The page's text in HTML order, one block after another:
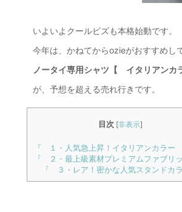
いよいよクールビズも本格始動です。
今年は、かねてからozieがおすすめし
ノータイ専用シャツ【 イタリアンカ
が、予想を超える売れ行きです。
目次 [非表示]
『 １・人気急上昇！イタリアンカラー
『 ２・最上級素材プレミアムファブリ
『 ３・レア！密かな人気スタンドカ